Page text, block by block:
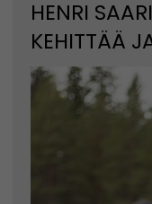
HENRI
KEHITTÄÄ